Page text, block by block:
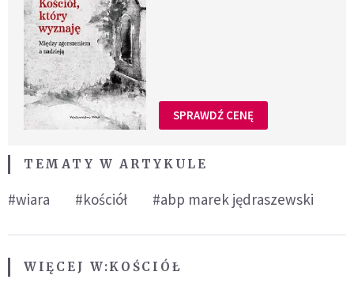
SPRAWDŹ CENĘ
TEMATY W ARTYKULE
#wiara #kościół #abp marek jędraszewski
WIĘCEJ W:KOŚCIÓŁ